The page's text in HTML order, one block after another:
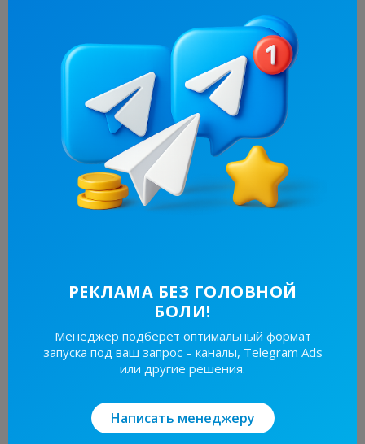
Частиною створення впливового бренду є
забезпечення його миттєвої впізнаваності
серед вашої цільової аудиторії. Саме тут на
допомогу приходить брендова стратегія.
Завдяки надійній брендовій стратегії ваша
компанія зможе створити послідовну
присутність, яка стане загальновідомою.Але
вам потрібно розуміти, що входить до
стратегії бренду, як її розробити та як
РЕКЛАМА БЕЗ ГОЛОВНОЙ
БОЛИ!
Менеджер подберет оптимальный формат
запуска под ваш запрос – каналы, Telegram Ads
или другие решения.
Написать менеджеру